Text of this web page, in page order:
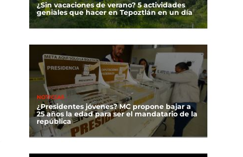
¿Sin vacaciones de verano? 5 actividades
geniales que hacer en Tepoztlán en un día
NOTICIAS
¿Presidentes jóvenes? MC propone bajar a
25 años la edad para ser el mandatario de la
república